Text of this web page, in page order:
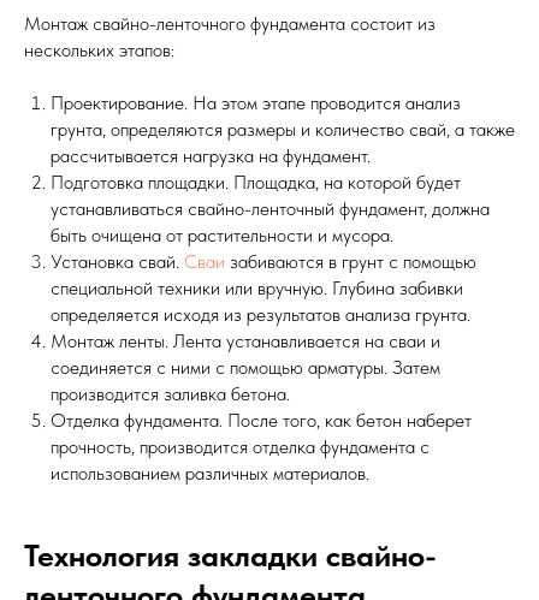
Монтаж свайно-ленточного фундамента состоит из
нескольких этапов:
Проектирование. На этом этапе проводится анализ
грунта, определяются размеры и количество свай, а также
рассчитывается нагрузка на фундамент.
Подготовка площадки. Площадка, на которой будет
устанавливаться свайно-ленточный фундамент, должна
быть очищена от растительности и мусора.
Установка свай. Сваи забиваются в грунт с помощью
специальной техники или вручную. Глубина забивки
определяется исходя из результатов анализа грунта.
Монтаж ленты. Лента устанавливается на сваи и
соединяется с ними с помощью арматуры. Затем
производится заливка бетона.
Отделка фундамента. После того, как бетон наберет
прочность, производится отделка фундамента с
использованием различных материалов.
Технология закладки свайно-